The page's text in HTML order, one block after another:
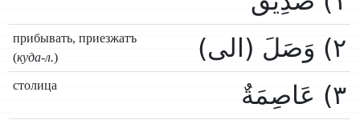
прибывать, приезжатъ
(куда-л.) ٢) وَصَلَ (الى)
столица ٣) عَاصِمَةٌ